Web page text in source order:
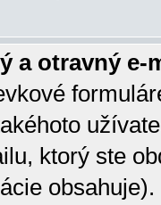
a otravný e-
ktorý ste